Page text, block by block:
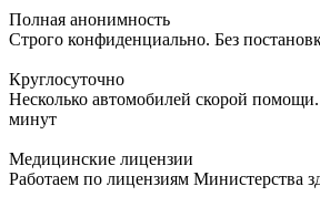
Полная анонимность
Строго конфиденциально. Без
Круглосуточно
Несколько автомобилей скорой
минут
Медицинские лицензии
Работаем по лицензиям Министерства